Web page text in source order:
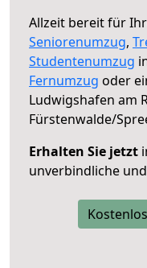
Allzeit bereit für
Seniorenumzug,
Studentenumzug
Fernumzug oder
Ludwigshafen am
Fürstenwalde/
Erhalten Sie jetzt
unverbindliche